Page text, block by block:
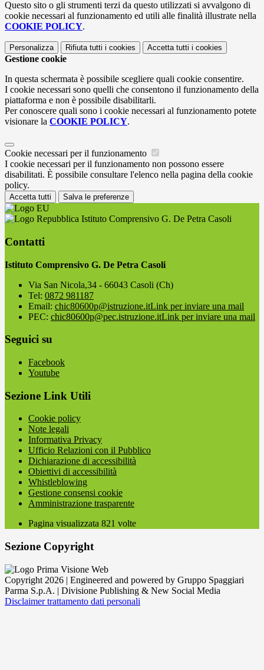
Questo sito o gli strumenti terzi da questo utilizzati si avvalgono di
cookie necessari al funzionamento ed utili alle finalità illustrate nella
COOKIE POLICY.
Personalizza Rifiuta tutti i cookies Accetta tutti i cookies
Gestione cookie
In questa schermata è possibile scegliere quali cookie consentire.
I cookie necessari sono quelli che consentono il funzionamento della
piattaforma e non è possibile disabilitarli.
Per conoscere quali sono i cookie necessari al funzionamento potete
visionare la COOKIE POLICY.
Cookie necessari per il funzionamento
I cookie necessari per il funzionamento non possono essere
disabilitati. È possibile consultare l'elenco nella pagina della cookie
policy.
Accetta tutti Salva le preferenze
Istituto Comprensivo G. De Petra Casoli
Contatti
Istituto Comprensivo G. De Petra Casoli
Via San Nicola,34 - 66043 Casoli (Ch)
Tel: 0872 981187
Email: chic80600p@istruzione.itLink per inviare una mail
PEC: chic80600p@pec.istruzione.itLink per inviare una mail
Seguici su
Facebook
Youtube
Sezione Link Utili
Cookie policy
Note legali
Informativa Privacy
Ufficio Relazioni con il Pubblico
Dichiarazione di accessibilità
Obiettivi di accessibilità
Whistleblowing
Gestione consensi cookie
Amministrazione trasparente
Pagina visualizzata 821 volte
Sezione Copyright
Copyright 2026 | Engineered and powered by Gruppo Spaggiari
Parma S.p.A. | Divisione Publishing & New Social Media
Disclaimer trattamento dati personali